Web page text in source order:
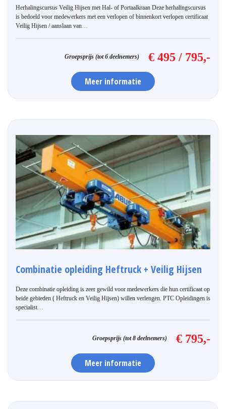
Herhalingscursus Veilig Hijsen met Hal- of Portaalkraan Deze herhalingscursus
is bedoeld voor medewerkers met een verlopen of binnenkort verlopen certificaat
Veilig Hijsen / aanslaan van…
Groepsprijs (tot 6 deelnemers) € 495 / 795,-
Meer informatie
Combinatie opleiding Heftruck + Veilig Hijsen
Deze combinatie opleiding is zeer gewild voor medewerkers die hun certificaat op
beide gebieden ( Heftruck en Veilig Hijsen) willen verlengen. PTC Opleidingen is
specialist…
Groepsprijs (tot 8 deelnemers) € 795,-
Meer informatie